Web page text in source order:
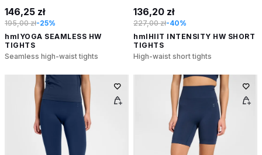
146,25 zł
195,00 zł-25%
hmlYOGA SEAMLESS HW
TIGHTS
Seamless high-waist tights
136,20 zł
227,00 zł-40%
hmlHIIT INTENSITY HW SHORT
TIGHTS
High-waist short tights